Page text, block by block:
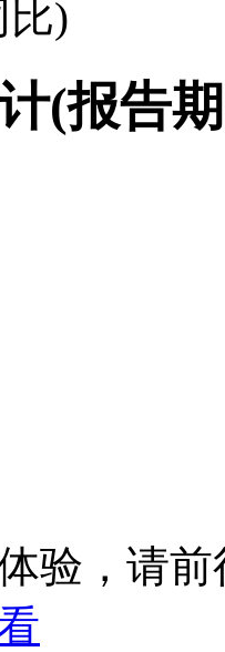
比)
(报告
验，请